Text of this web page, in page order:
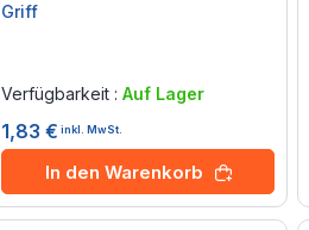
Griff
Verfügbarkeit : Auf Lager
1,83 € inkl. MwSt.
In den Warenkorb